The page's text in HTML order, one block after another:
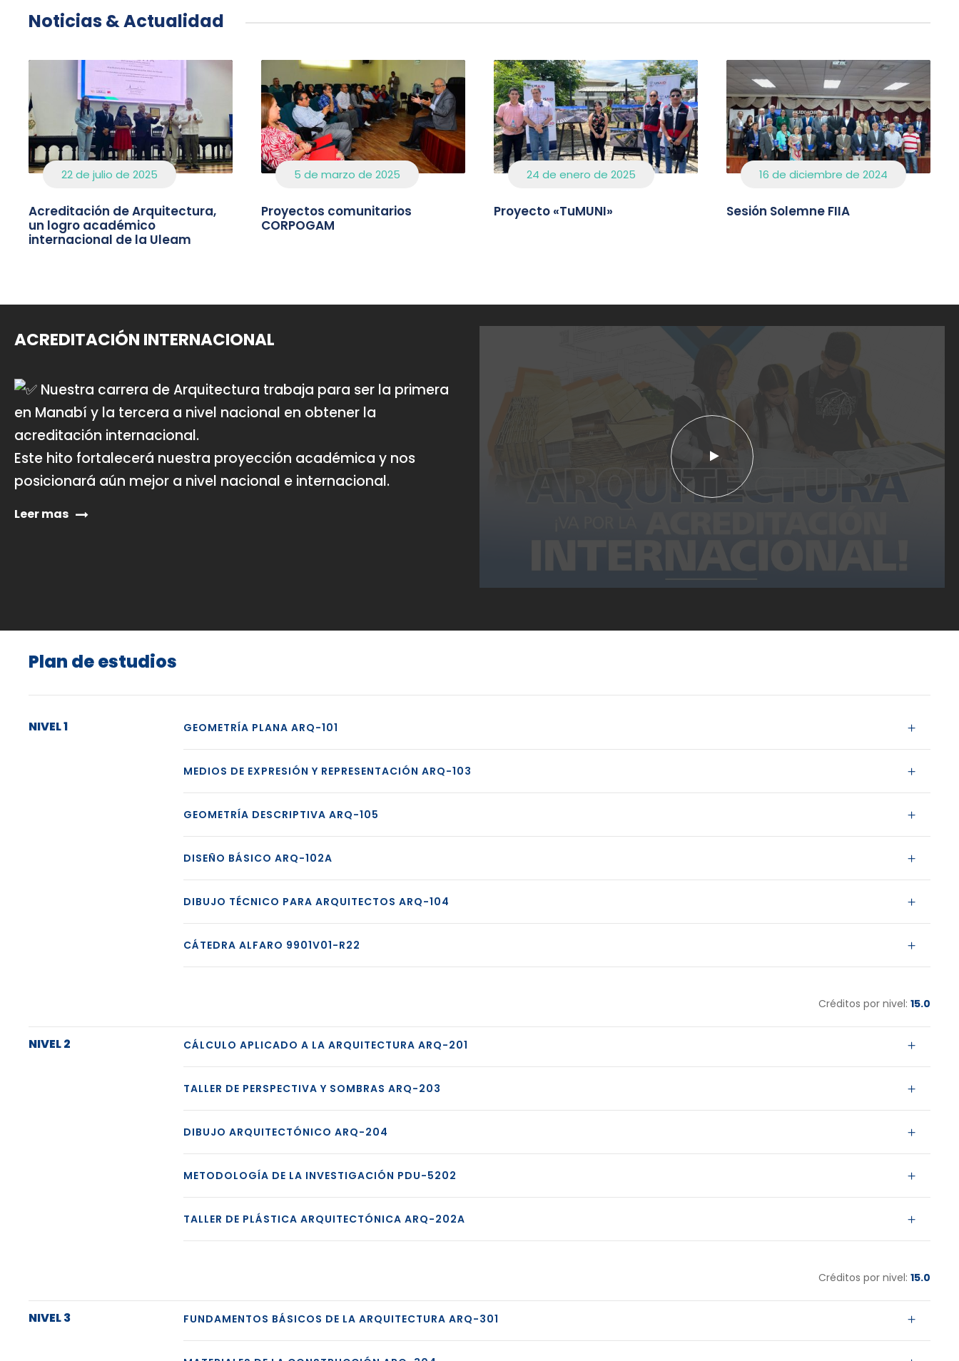
Noticias & Actualidad
22 de julio de 2025
Acreditación de Arquitectura,
un logro académico
internacional de la Uleam
5 de marzo de 2025
Proyectos comunitarios
CORPOGAM
24 de enero de 2025
Proyecto «TuMUNI»
16 de diciembre de 2024
Sesión Solemne FIIA
ACREDITACIÓN INTERNACIONAL
Nuestra carrera deArquitectura trabaja para ser la primera
en Manabí y la tercera a nivel nacional en obtener la
acreditación internacional.
Este hito fortalecerá nuestra proyección académica y nos
posicionará aún mejor a nivel nacional e internacional.
Leer mas
Plan de estudios
NIVEL 1 GEOMETRÍA PLANA ARQ-101
MEDIOS DE EXPRESIÓN Y REPRESENTACIÓN ARQ-103
GEOMETRÍA DESCRIPTIVA ARQ-105
DISEÑO BÁSICO ARQ-102A
DIBUJO TÉCNICO PARA ARQUITECTOS ARQ-104
CÁTEDRA ALFARO 9901V01-R22
Créditos por nivel: 15.0
NIVEL 2 CÁLCULO APLICADO A LA ARQUITECTURA ARQ-201
TALLER DE PERSPECTIVA Y SOMBRAS ARQ-203
DIBUJO ARQUITECTÓNICO ARQ-204
METODOLOGÍA DE LA INVESTIGACIÓN PDU-5202
TALLER DE PLÁSTICA ARQUITECTÓNICA ARQ-202A
Créditos por nivel: 15.0
NIVEL 3 FUNDAMENTOS BÁSICOS DE LA ARQUITECTURA ARQ-301